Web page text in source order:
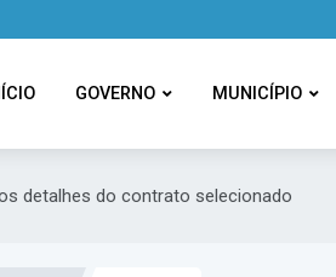
GOVERNO MUNICÍPIO
detalhes do contrato selecionado